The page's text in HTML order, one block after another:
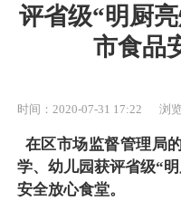
评省级“明厨亮
市食品
时间：2020-07-31 17:22 浏
在区市场监督管理局
学、幼儿园获评省级“
安全放心食堂。